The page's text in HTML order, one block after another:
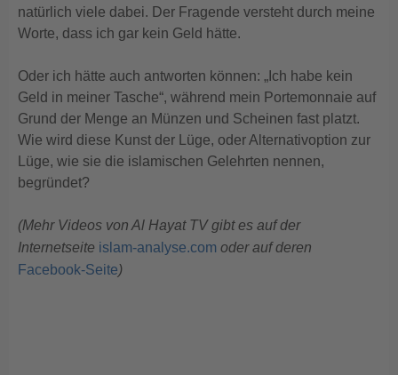
natürlich viele dabei. Der Fragende versteht durch meine
Worte, dass ich gar kein Geld hätte.
Oder ich hätte auch antworten können: „Ich habe kein
Geld in meiner Tasche“, während mein Portemonnaie auf
Grund der Menge an Münzen und Scheinen fast platzt.
Wie wird diese Kunst der Lüge, oder Alternativoption zur
Lüge, wie sie die islamischen Gelehrten nennen,
begründet?
(Mehr Videos von Al Hayat TV gibt es auf der
Internetseite islam-analyse.com oder auf deren
Facebook-Seite)